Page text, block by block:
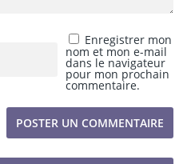
Enregistrer mon
nom et mon e-mail
dans le navigateur
pour mon prochain
commentaire.